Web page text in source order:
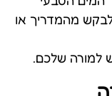
לבקש מהמדריך או
למורה שלכם.